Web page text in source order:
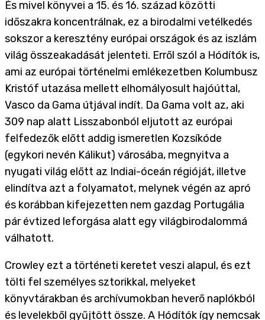
És mivel könyvei a 15. és 16. század közötti
időszakra koncentrálnak, ez a birodalmi vetélkedés
sokszor a keresztény európai országok és az iszlám
világ összeakadását jelenteti. Erről szól a Hódítók is,
ami az európai történelmi emlékezetben Kolumbusz
Kristóf utazása mellett elhomályosult hajóúttal,
Vasco da Gama útjával indít. Da Gama volt az, aki
309 nap alatt Lisszabonból eljutott az európai
felfedezők előtt addig ismeretlen Kozsíkóde
(egykori nevén Kálikut) városába, megnyitva a
nyugati világ előtt az Indiai-óceán régióját, illetve
elindítva azt a folyamatot, melynek végén az apró
és korábban kifejezetten nem gazdag Portugália
pár évtized leforgása alatt egy világbirodalommá
válhatott.
Crowley ezt a történeti keretet veszi alapul, és ezt
tölti fel személyes sztorikkal, melyeket
könyvtárakban és archívumokban heverő naplókból
és levelekből gyűjtött össze. A Hódítók így nemcsak